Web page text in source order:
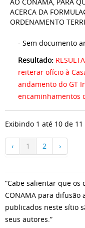
ACERCA DA
ORDENAMENTO
- Sem documento
Resultado:
reiterar ofício à
andamento do GT
encaminhamentos
Exibindo 1 até 10 de
‹ 1 2 ›
“Cabe salientar que
CONAMA para difusão
publicados neste sítio
seus autores.”